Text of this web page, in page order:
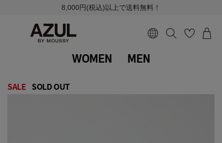
8,000円(税込)以上で送料無料！
WOMEN MEN
SALE SOLD OUT